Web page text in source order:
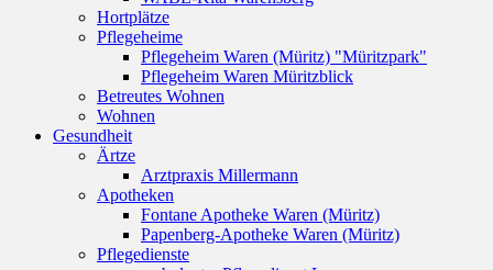
Hortplätze
Pflegeheime
Pflegeheim Waren (Müritz) "Müritzpark"
Pflegeheim Waren Müritzblick
Betreutes Wohnen
Wohnen
Gesundheit
Ärtze
Arztpraxis Millermann
Apotheken
Fontane Apotheke Waren (Müritz)
Papenberg-Apotheke Waren (Müritz)
Pflegedienste